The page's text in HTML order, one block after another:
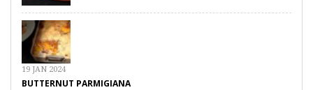
19 JAN 2024
BUTTERNUT PARMIGIANA